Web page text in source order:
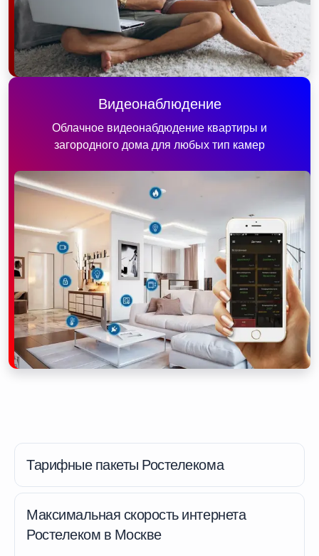
Видеонаблюдение
Облачное видеонабдюдение квартиры и
загородного дома для любых тип камер
Тарифные пакеты Ростелекома
Максимальная скорость интернета
Ростелеком в Москве